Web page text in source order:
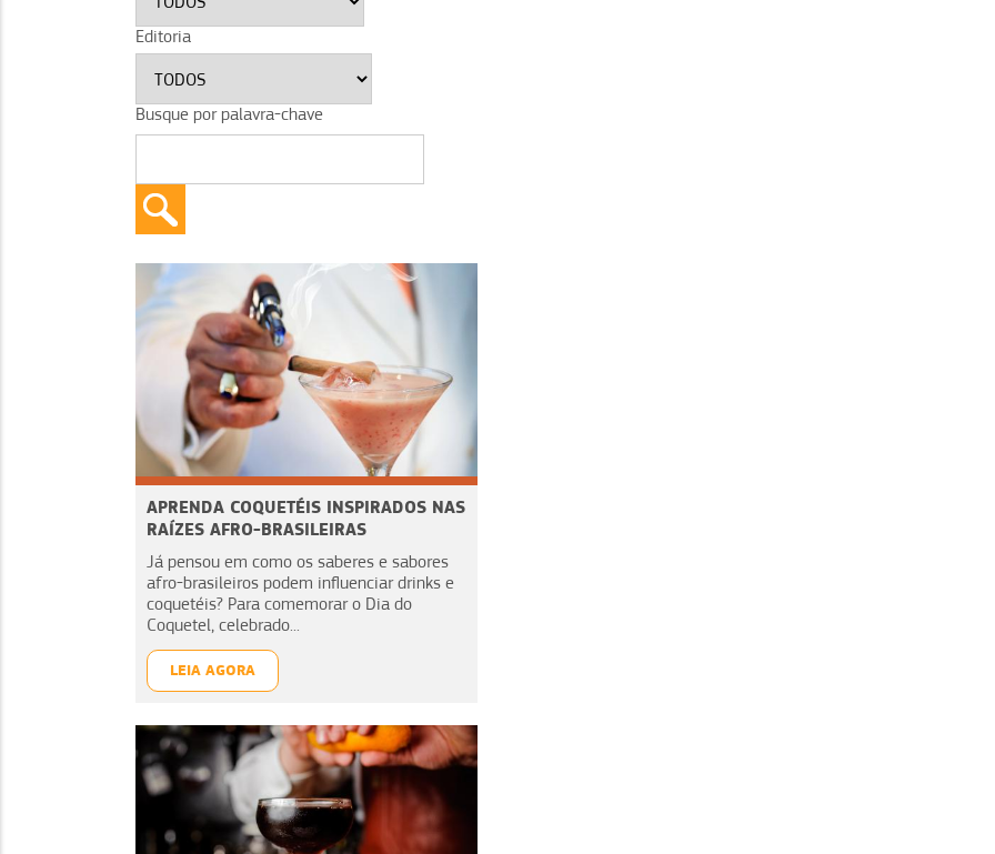
Editoria
Busque por palavra-chave
APRENDA COQUETÉIS INSPIRADOS NAS
RAÍZES AFRO-BRASILEIRAS
Já pensou em como os saberes e sabores
afro-brasileiros podem influenciar drinks e
coquetéis? Para comemorar o Dia do
Coquetel, celebrado...
LEIA AGORA